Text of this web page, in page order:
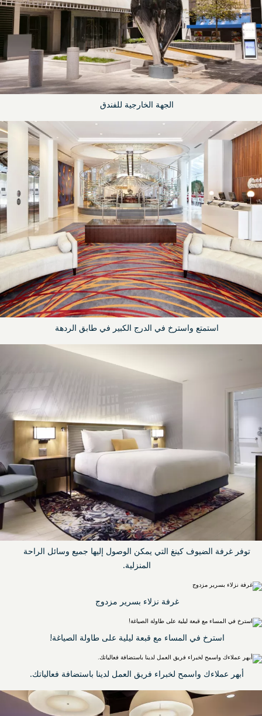
الجهة الخارجية للفندق
استمتع واسترخ في الدرج الكبير في طابق الردهة
توفر غرفة الضيوف كينغ التي يمكن الوصول إليها جميع وسائل الراحة
المنزلية.
غرفة نزلاء بسرير مزدوج
استرخ في المساء مع قبعة ليلية على طاولة الصياغة!
أبهر عملاءك واسمح لخبراء فريق العمل لدينا باستضافة فعالياتك.